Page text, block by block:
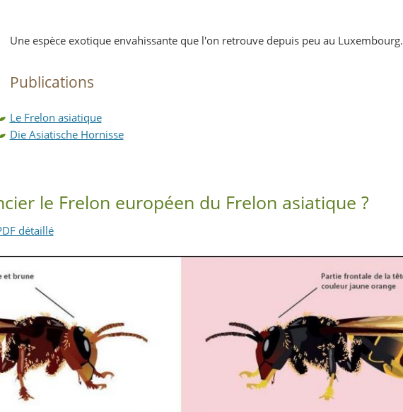
Une espèce exotique envahissante que l'on retrouve depuis peu au Luxembourg.
Publications
Le Frelon asiatique
Die Asiatische Hornisse
le Frelon européen du Frelon asiatique ?
détaillé